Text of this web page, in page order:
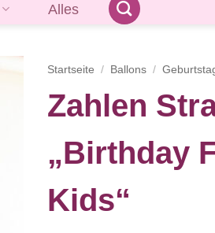
Alles
Startseite / Ballons /
Zahlen
„Birthday
Kids“